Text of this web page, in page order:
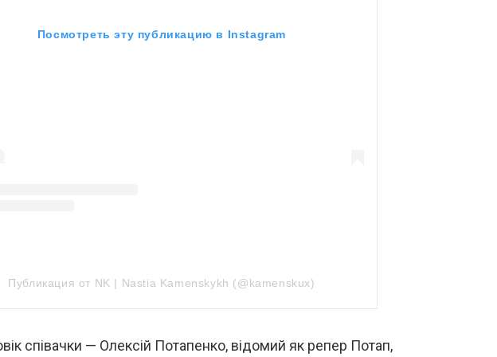
Посмотреть эту публикацию в Instagram
Публикация от NK | Nastia Kamenskykh (@kamenskux)
співачки — Олексій Потапенко, відомий як репер Потап,